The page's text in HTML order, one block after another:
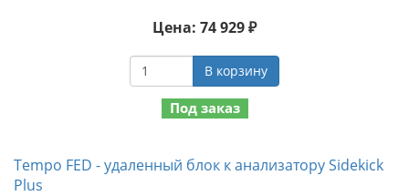
Цена: 74 929 ₽
В корзину
Под заказ
Tempo FED - удаленный блок к анализатору Sidekick
Plus